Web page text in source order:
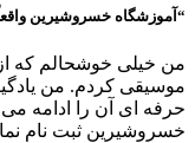
“آموزشگاه خسروشیرین
من خیلی خوشحالم که
موسیقی کردم. من
حرفه ای آن را ادامه
خسروشیرین ثبت نام